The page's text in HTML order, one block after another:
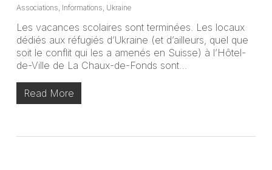
Associations, Informations, Ukraine
Les vacances scolaires sont terminées. Les locaux
dédiés aux réfugiés d’Ukraine (et d’ailleurs, quel que
soit le conflit qui les a amenés en Suisse) à l’Hôtel-
de-Ville de La Chaux-de-Fonds sont…
Read More